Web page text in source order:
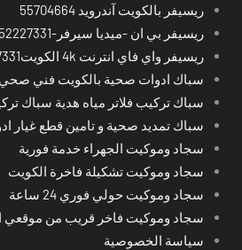
ريسيفر بالكويت آندرويد 55704664
ريسيفر بي ان -ميديا سيرفر-4K-52227331
ريسيفر واي فاي انترنت 4k الكويت52227331
سباك ادوات صحية بالكويت فني
سباك تركيب فلاتر مياه هدية سباك
سباك تمديد صحية و تامين قطع غيار
سجاد وموكيت الجهراء خدمة فورية
سجاد وموكيت تشكيلة فاخرة الكويت
سجاد وموكيت حولي فوري 24 ساعة
سجاد وموكيت فاخر قريب من موقعي
سياسة الخصوصية